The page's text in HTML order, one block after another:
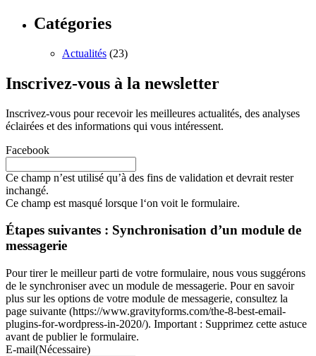
Catégories
Actualités (23)
Inscrivez-vous à la newsletter
Inscrivez-vous pour recevoir les meilleures actualités, des analyses
éclairées et des informations qui vous intéressent.
Facebook
Ce champ n’est utilisé qu’à des fins de validation et devrait rester
inchangé.
Ce champ est masqué lorsque l‘on voit le formulaire.
Étapes suivantes : Synchronisation d’un module de
messagerie
Pour tirer le meilleur parti de votre formulaire, nous vous suggérons
de le synchroniser avec un module de messagerie. Pour en savoir
plus sur les options de votre module de messagerie, consultez la
page suivante (https://www.gravityforms.com/the-8-best-email-
plugins-for-wordpress-in-2020/). Important : Supprimez cette astuce
avant de publier le formulaire.
E-mail(Nécessaire)